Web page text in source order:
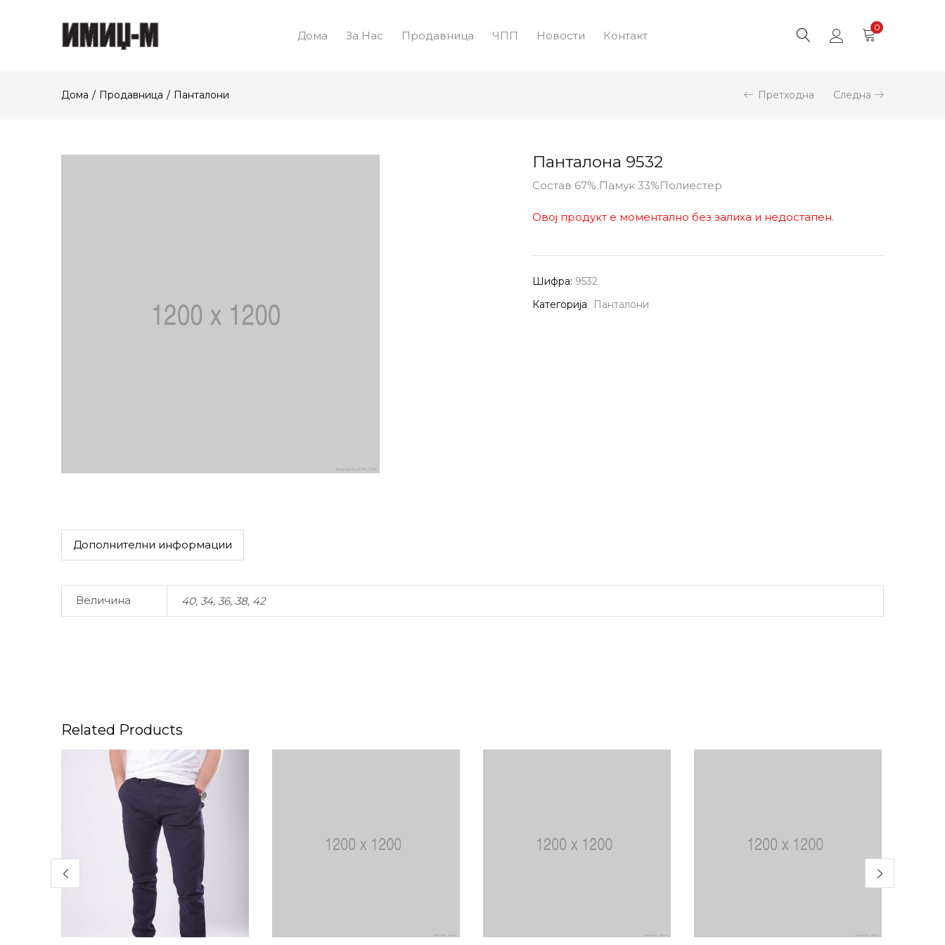
Дома За Нас Продавница ЧПП Новости Контакт
0
Дома Продавница Панталони Претходна Следна
Панталона 9532
Состав 67% Памук 33%Полиестер
Овој продукт е моментално без залиха и недостапен.
Шифра: 9532
Категорија
Панталони
Дополнителни информации
Величина 40, 34, 36, 38, 42
Related Products